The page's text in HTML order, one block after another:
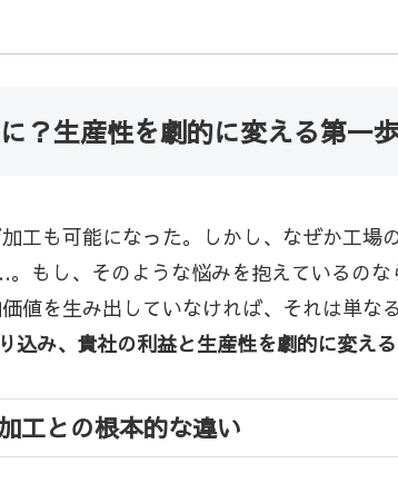
？生産性を劇的に変える第一
も可能になった。しかし、なぜか工場
もし、そのような悩みを抱えているの
を生み出していなければ、それは単な
み、貴社の利益と生産性を劇的に変え
工との根本的な違い